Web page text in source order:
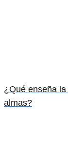
¿Qué enseña
almas?